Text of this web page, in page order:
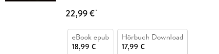
22,99 €*
eBook epub
18,99 €
Hörbuch Download
17,99 €